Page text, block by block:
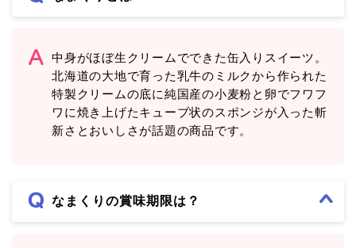
中身がほぼ生クリームでできた缶入りスイーツ。
北海道の大地で育った乳牛のミルクから作られた
特製クリームの底に純国産の小麦粉と卵でフワフ
ワに焼き上げたキューブ状のスポンジが入った斬
新さとおいしさが話題の商品です。
なまくりの賞味期限は？